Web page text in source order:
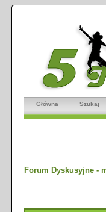
Główna Szukaj
Forum Dyskusyjne -